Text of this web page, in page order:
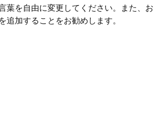
葉を自由に変更してください。また、お
加することをお勧めします。